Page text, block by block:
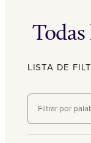
LISTA DE